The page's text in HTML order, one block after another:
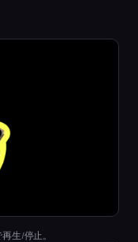
生/停止。